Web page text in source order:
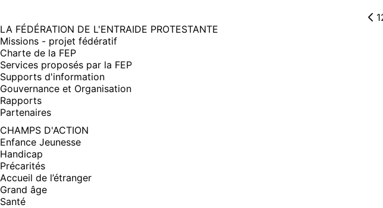
1
LA FÉDÉRATION DE L'ENTRAIDE PROTESTANTE
Missions - projet fédératif
Charte de la FEP
Services proposés par la FEP
Supports d'information
Gouvernance et Organisation
Rapports
Partenaires
CHAMPS D'ACTION
Enfance Jeunesse
Handicap
Précarités
Accueil de l’étranger
Grand âge
Santé